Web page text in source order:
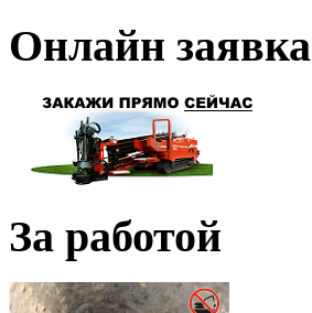
Онлайн заявка
За работой